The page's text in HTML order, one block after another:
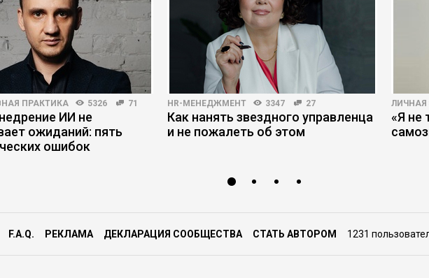
ПРАКТИКА 5326 71
ИИ не
ожиданий: пять
ошибок
HR-МЕНЕДЖМЕНТ 3347 27
Как нанять звездного управленца
и не пожалеть об этом
ЛИЧНАЯ
«Я не
F.A.Q. РЕКЛАМА ДЕКЛАРАЦИЯ СООБЩЕСТВА СТАТЬ АВТОРОМ 1231